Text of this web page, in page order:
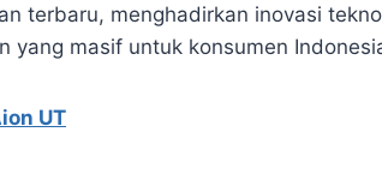
terbaru, menghadirkan inovasi
yang masif untuk konsumen
UT